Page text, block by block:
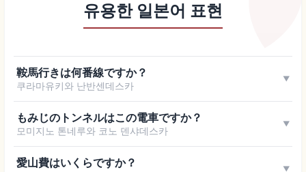
유용한 일본어 표현
鞍馬行きは何番線ですか？
쿠라마유키와 난반센데스카
▼
もみじのトンネルはこの電車ですか？
모미지노 톤네루와 코노 덴샤데스카
▼
愛山費はいくらですか？ ▼